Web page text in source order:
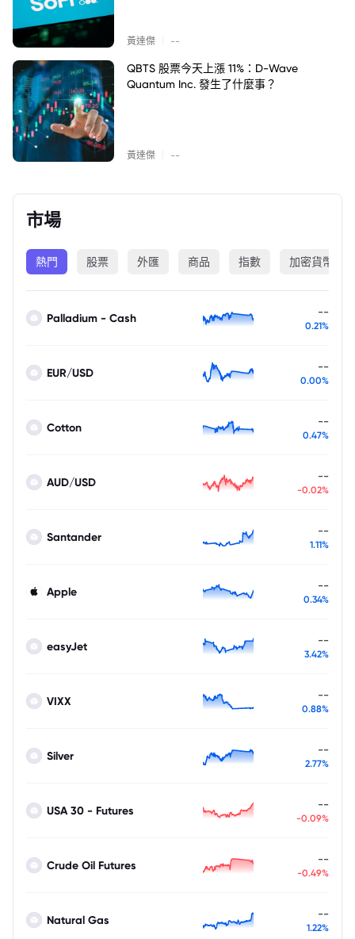
黃達傑 --
QBTS 股票今天上漲 11%：D-Wave
Quantum Inc. 發生了什麼事？
黃達傑 --
市場
熱門 股票 外匯 商品 指數 加密貨幣
Palladium - Cash --
0.21%
EUR/USD --
0.00%
Cotton --
0.47%
AUD/USD --
-0.02%
Santander --
1.11%
Apple --
0.34%
easyJet --
3.42%
VIXX --
0.88%
Silver --
2.77%
USA 30 - Futures --
-0.09%
Crude Oil Futures --
-0.49%
Natural Gas --
1.22%